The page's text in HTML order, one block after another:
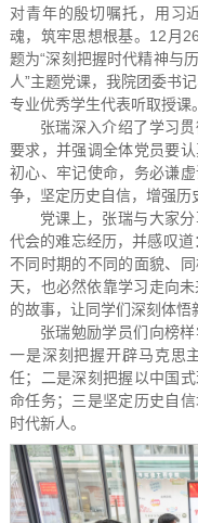
对青年的殷切嘱托，用习
魂，筑牢思想根基。12月
题为“深刻把握时代精神与
人”主题党课，我院团委书
专业优秀学生代表听取授课。
张瑞深入介绍了学习
要求，并强调全体党员要
初心、牢记使命，务必谦
争，坚定历史自信，增强历
党课上，张瑞与大家
代会的难忘经历，并感叹
不同时期的不同的面貌、
天，也必然依靠学习走向
的故事，让同学们深刻体悟
张瑞勉励学员们向榜
一是深刻把握开辟马克思
任；二是深刻把握以中国
命任务；三是坚定历史自
时代新人。